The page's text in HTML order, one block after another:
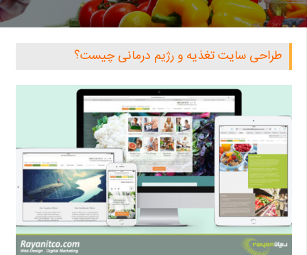
طراحی سایت تغذیه و رژیم درمانی چیست؟